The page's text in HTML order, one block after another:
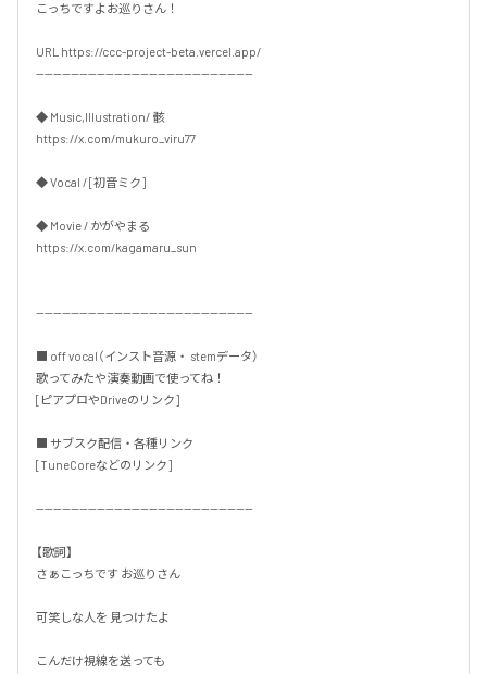
こっちですよお巡りさん！
URL https://ccc-project-beta.vercel.app/
--------------------------------------------------
◆ Music,Illustration/ 骸
https://x.com/mukuro_viru77
◆ Vocal / [初音ミク]
◆ Movie / かがやまる
https://x.com/kagamaru_sun
--------------------------------------------------
■ off vocal（インスト音源・ stemデータ）
歌ってみたや演奏動画で使ってね！
[ピアプロやDriveのリンク]
■ サブスク配信・各種リンク
[TuneCoreなどのリンク]
--------------------------------------------------
【歌詞】
さぁこっちです お巡りさん
可笑しな人を 見つけたよ
こんだけ視線を送っても